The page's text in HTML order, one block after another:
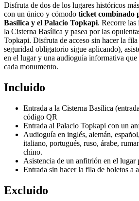
Disfruta de dos de los lugares históricos
con un único y cómodo ticket combinado
Basílica y el Palacio Topkapi. Recorre las
la Cisterna Basílica y pasea por las
Topkapi. Disfruta de acceso sin hacer la
seguridad obligatorio sigue aplicando),
en el lugar y una audioguía informativa
cada monumento.
Incluido
Entrada a la Cisterna Basílica
código QR
Entrada al Palacio Topkapi con un
Audioguía en inglés, alemán,
italiano, portugués, ruso, árabe,
chino.
Asistencia de un anfitrión en el lugar
Entrada sin hacer la fila de boletos a
Excluido